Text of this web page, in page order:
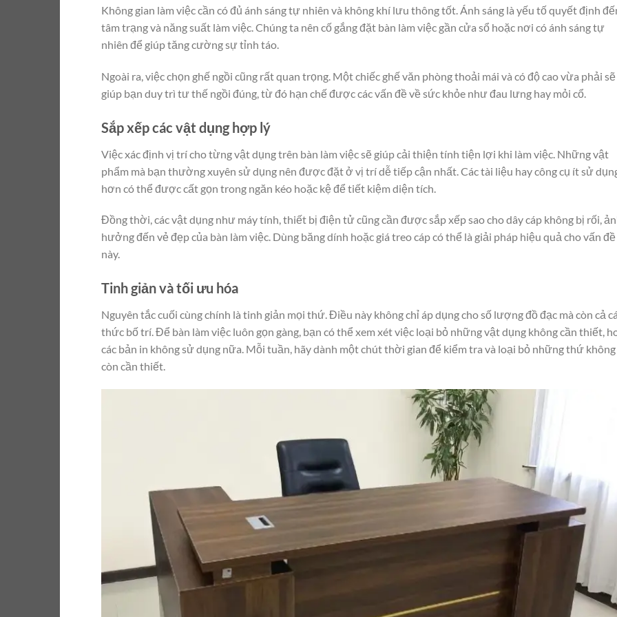
Không gian làm việc cần có đủ ánh sáng tự nhiên và không khí lưu thông tốt. Ánh sáng là yếu tố quyết định
tâm trạng và năng suất làm việc. Chúng ta nên cố gắng đặt bàn làm việc gần cửa sổ hoặc nơi có ánh sáng tự
nhiên để giúp tăng cường sự tỉnh táo.
Ngoài ra, việc chọn ghế ngồi cũng rất quan trọng. Một chiếc ghế văn phòng thoải mái và có độ cao vừa phải sẽ
giúp bạn duy trì tư thế ngồi đúng, từ đó hạn chế được các vấn đề về sức khỏe như đau lưng hay mỏi cổ.
Sắp xếp các vật dụng hợp lý
Việc xác định vị trí cho từng vật dụng trên bàn làm việc sẽ giúp cải thiện tính tiện lợi khi làm việc. Những vật
phẩm mà bạn thường xuyên sử dụng nên được đặt ở vị trí dễ tiếp cận nhất. Các tài liệu hay công cụ ít sử
hơn có thể được cất gọn trong ngăn kéo hoặc kệ để tiết kiệm diện tích.
Đồng thời, các vật dụng như máy tính, thiết bị điện tử cũng cần được sắp xếp sao cho dây cáp không bị rối,
hưởng đến vẻ đẹp của bàn làm việc. Dùng băng dính hoặc giá treo cáp có thể là giải pháp hiệu quả cho vấn đề
này.
Tinh giản và tối ưu hóa
Nguyên tắc cuối cùng chính là tinh giản mọi thứ. Điều này không chỉ áp dụng cho số lượng đồ đạc mà còn cả
thức bố trí. Để bàn làm việc luôn gọn gàng, bạn có thể xem xét việc loại bỏ những vật dụng không cần thiết,
các bản in không sử dụng nữa. Mỗi tuần, hãy dành một chút thời gian để kiểm tra và loại bỏ những thứ không
còn cần thiết.